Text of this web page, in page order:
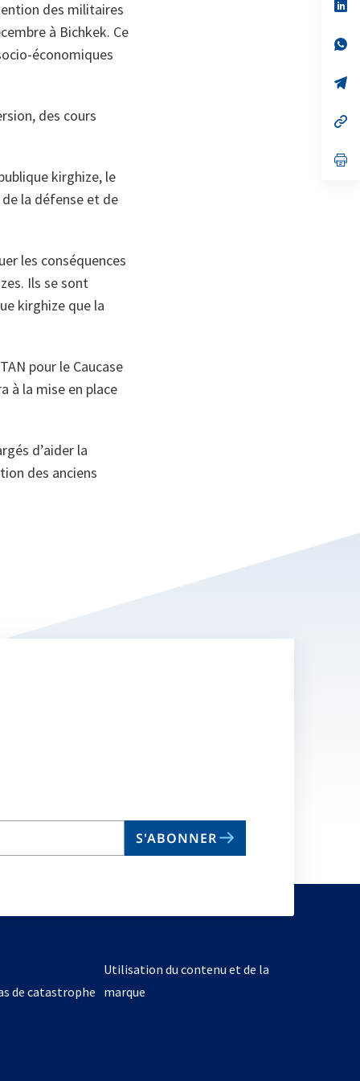
des militaires
à Bichkek. Ce
économiques
des cours
kirghize, le
la défense et de
les conséquences
Ils se sont
kirghize que la
pour le Caucase
à la mise en place
d’aider la
des anciens
S'ABONNER
de catastrophe
Utilisation du contenu et de la
marque